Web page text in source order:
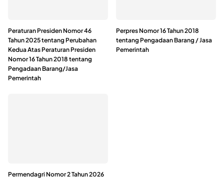
Peraturan Presiden Nomor 46
Tahun 2025 tentang Perubahan
Kedua Atas Peraturan Presiden
Nomor 16 Tahun 2018 tentang
Pengadaan Barang/Jasa
Pemerintah
Perpres Nomor 16 Tahun 2018
tentang Pengadaan Barang / Jasa
Pemerintah
Permendagri Nomor 2 Tahun 2026